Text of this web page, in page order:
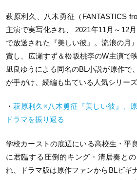
萩原利久、八木勇征（FANTASTICS
主演で実写化され、 2021年11月～12
で放送された『美しい彼』。流浪の月
賞し、広瀬すず＆松坂桃李のW主演で
凪良ゆうによる同名のBL小説が原作で
が手がけ、続編も出ている人気シリーズ
・萩原利久×八木勇征『美しい彼』、
ドラマを振り返る
学校カーストの底辺にいる高校生・平
に君臨する圧倒的キング・清居奏と
れ、ドラマ版は原作ファンからBLビギ